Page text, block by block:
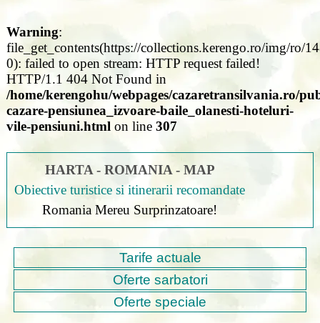
Warning:
file_get_contents(https://collections.kerengo.ro/img/ro/
0): failed to open stream: HTTP request failed!
HTTP/1.1 404 Not Found in
/home/kerengohu/webpages/cazaretransilvania.ro/
cazare-pensiunea_izvoare-baile_olanesti-hoteluri-
vile-pensiuni.html on line 307
HARTA - ROMANIA - MAP
Obiective turistice si itinerarii recomandate
Romania Mereu Surprinzatoare!
Tarife actuale
Oferte sarbatori
Oferte speciale